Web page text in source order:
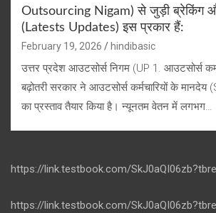
Outsourcing Nigam) से जुड़ी ब्रेकिंग
(Latests Updates) इस प्रकार हैं:
February 19, 2026 hindibasic
उत्तर प्रदेश आउटसोर्स निगम (UP 1. आउटसोर्स
बढ़ोतरी सरकार ने आउटसोर्स कर्मचारियों के
का प्रस्ताव तैयार किया है। न्यूनतम वेतन में लगभग…
https://link.testbook.com/
https://link.testbook.com/